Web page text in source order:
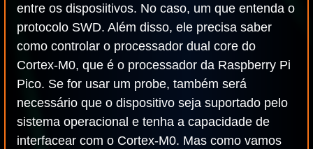
entre os disposiitivos. No caso, um que entenda o
protocolo SWD. Além disso, ele precisa saber
como controlar o processador dual core do
Cortex-M0, que é o processador da Raspberry Pi
Pico. Se for usar um probe, também será
necessário que o dispositivo seja suportado pelo
sistema operacional e tenha a capacidade de
interfacear com o Cortex-M0. Mas como vamos